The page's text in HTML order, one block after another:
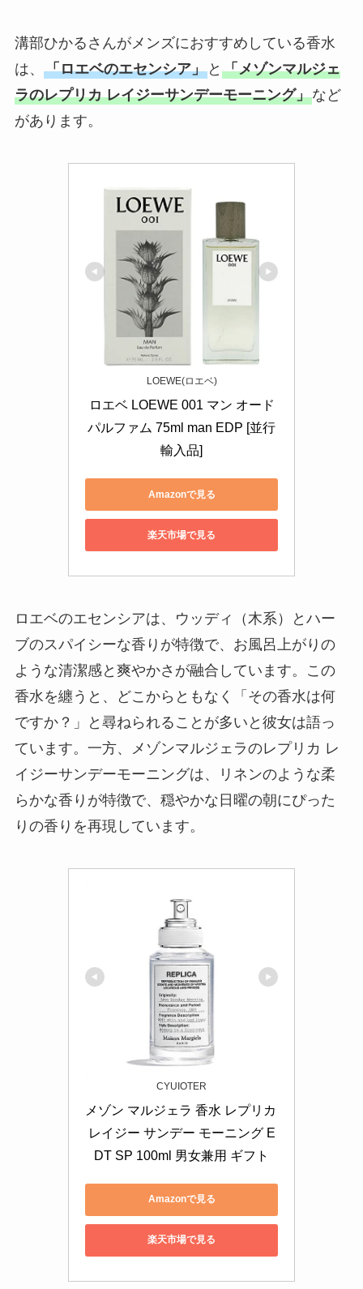
溝部ひかるさんがメンズにおすすめしている香水
は、 「ロエベのエセンシア」と 「メゾンマルジェ
ラのレプリカ レイジーサンデーモーニング」など
があります。
LOEWE(ロエベ)
ロエベ LOEWE 001 マン オード
パルファム 75ml man EDP [並行
輸入品]
Amazonで見る
楽天市場で見る
ロエベのエセンシアは、ウッディ（木系）とハー
ブのスパイシーな香りが特徴で、お風呂上がりの
ような清潔感と爽やかさが融合しています。この
香水を纏うと、どこからともなく「その香水は何
ですか？」と尋ねられることが多いと彼女は語っ
ています。一方、メゾンマルジェラのレプリカ レ
イジーサンデーモーニングは、リネンのような柔
らかな香りが特徴で、穏やかな日曜の朝にぴった
りの香りを再現しています。
CYUIOTER
メゾン マルジェラ 香水 レプリカ
レイジー サンデー モーニング E
DT SP 100ml 男女兼用 ギフト
Amazonで見る
楽天市場で見る